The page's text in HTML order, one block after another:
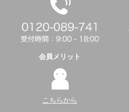
会員メリット
こちらから